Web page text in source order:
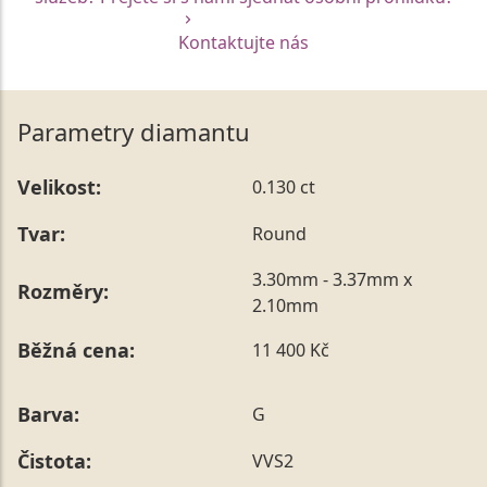
Kontaktujte nás
Parametry diamantu
Velikost: 0.130 ct
Tvar: Round
Rozměry:
3.30mm - 3.37mm x
2.10mm
Běžná cena: 11 400 Kč
Barva: G
Čistota: VVS2